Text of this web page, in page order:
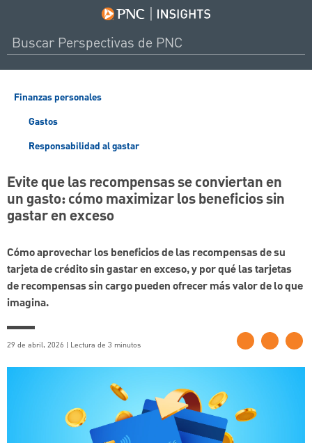
Finanzas personales
Gastos
Responsabilidad al gastar
Evite que las recompensas se conviertan en
un gasto: cómo maximizar los beneficios sin
gastar en exceso
Cómo aprovechar los beneficios de las recompensas de su
tarjeta de crédito sin gastar en exceso, y por qué las tarjetas
de recompensas sin cargo pueden ofrecer más valor de lo que
imagina.
29 de abril, 2026 | Lectura de 3 minutos